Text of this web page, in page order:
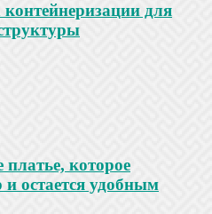
для
которое
и остается удобным